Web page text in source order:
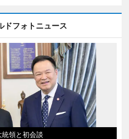
ドフォトニュース
領と初会談